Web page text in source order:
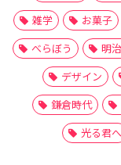
雑学
お菓子
べらぼう
明
デザイン
鎌倉時代
光る君へ